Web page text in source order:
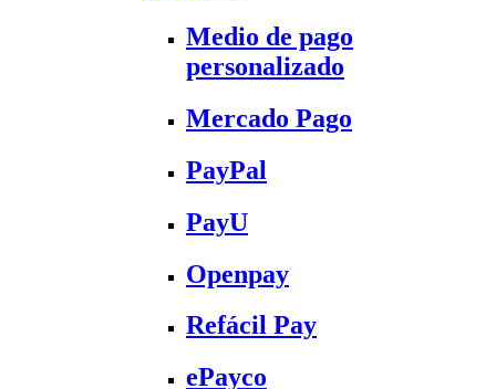
Medio de pago
personalizado
Mercado Pago
PayPal
PayU
Openpay
Refácil Pay
ePayco